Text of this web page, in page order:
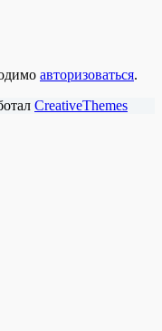
авторизоваться.
CreativeThemes